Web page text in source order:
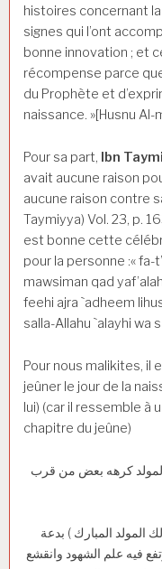
histoires concernant
signes qui l’ont
bonne innovation ; et
récompense parce
du Prophète et
naissance. »[Husnu Al-
Pour sa part, Ibn
avait aucune raison
aucune raison contre
Taymiyya) Vol. 23, p.
est bonne cette
pour la personne :«
mawsiman qad
feehi ajra `adheem
salla-Allahu `alayhi wa
Pour nous malikites, il
jeûner le jour de la
lui) (car il ressemble à
chapitre du jeûne)
كرهه بعض من قرب
المولد المبارك ) بدعة
فيه علم الشهود وانقشع